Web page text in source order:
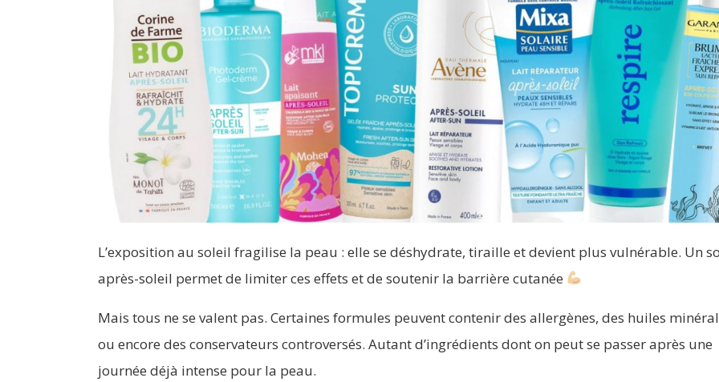
L’exposition au soleil fragilise la peau : elle se déshydrate, tiraille et devient plus vulnérable. Un
après-soleil permet de limiter ces effets et de soutenir la barrière cutanée
Mais tous ne se valent pas. Certaines formules peuvent contenir des allergènes, des huiles
ou encore des conservateurs controversés. Autant d’ingrédients dont on peut se passer après une
journée déjà intense pour la peau.